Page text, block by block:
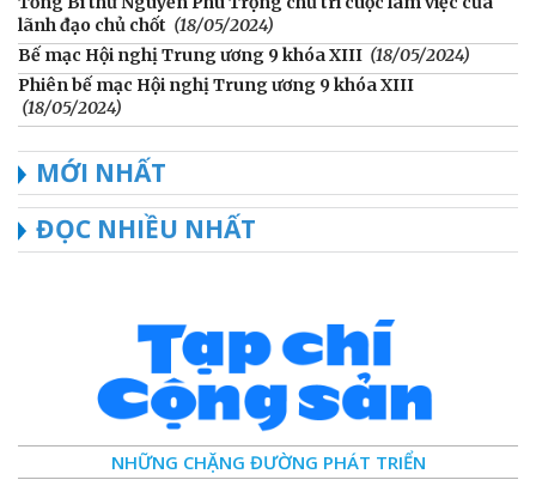
lãnh đạo chủ chốt (18/05/2024)
Bế mạc Hội nghị Trung ương 9 khóa XIII (18/05/2024)
Phiên bế mạc Hội nghị Trung ương 9 khóa XIII
(18/05/2024)
MỚI NHẤT
ĐỌC NHIỀU NHẤT
NHỮNG CHẶNG ĐƯỜNG PHÁT TRIỂN